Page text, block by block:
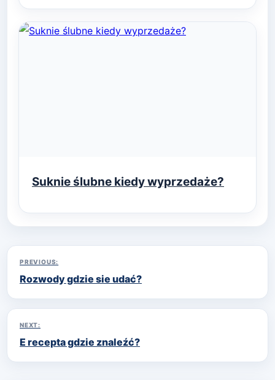
Suknie ślubne kiedy wyprzedaże?
Nawigacja
wpisu
PREVIOUS:
Rozwody gdzie sie udać?
NEXT:
E recepta gdzie znaleźć?